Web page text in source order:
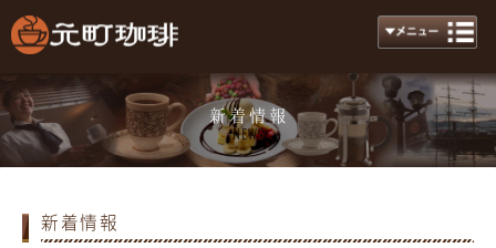
新着情報
News
新着情報